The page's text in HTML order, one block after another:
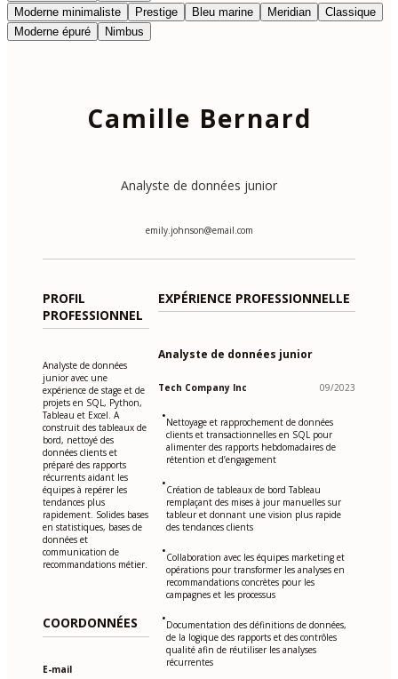
Moderne minimaliste
Prestige Bleu marine Meridian
Classique
Moderne épuré
Nimbus
Camille Bernard
Analyste de données junior
emily.johnson@email.com
PROFIL
PROFESSIONNEL
Analyste de données
junior avec une
expérience de stage et de
projets en SQL, Python,
Tableau et Excel. A
construit des tableaux de
bord, nettoyé des
données clients et
préparé des rapports
récurrents aidant les
équipes à repérer les
tendances plus
rapidement. Solides bases
en statistiques, bases de
données et
communication de
recommandations métier.
COORDONNÉES
E-mail
EXPÉRIENCE PROFESSIONNELLE
Analyste de données junior
Tech Company Inc 09/2023
•Nettoyage et rapprochement de données
clients et transactionnelles en SQL pour
alimenter des rapports hebdomadaires de
rétention et d’engagement
•Création de tableaux de bord Tableau
remplaçant des mises à jour manuelles sur
tableur et donnant une vision plus rapide
des tendances clients
•Collaboration avec les équipes marketing et
opérations pour transformer les analyses en
recommandations concrètes pour les
campagnes et les processus
•Documentation des définitions de données,
de la logique des rapports et des contrôles
qualité afin de réutiliser les analyses
récurrentes